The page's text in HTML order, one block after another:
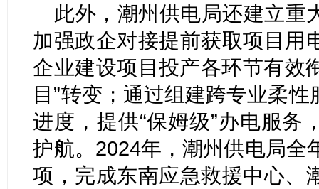
此外，潮州供电局还建立重
加强政企对接提前获取项目用
企业建设项目投产各环节有效
目”转变；通过组建跨专业柔
进度，提供“保姆级”办电服务
护航。2024年，潮州供电局全
项，完成东南应急救援中心、